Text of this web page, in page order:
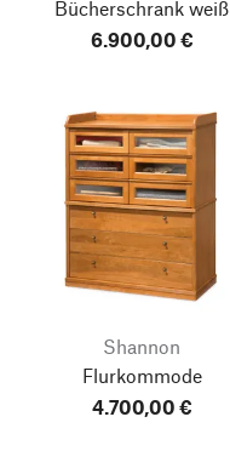
Bücherschrank weiß
6.900,00 €
Shannon
Flurkommode
4.700,00 €